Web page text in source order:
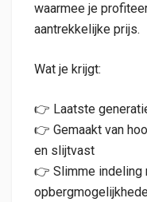
waarmee je
aantrekkelijke prijs.
Wat je krijgt:
👉 Laatste
👉 Gemaakt van
en slijtvast
👉 Slimme indeling